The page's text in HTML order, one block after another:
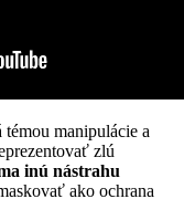
témou manipulácie a
zlú
inú nástrahu
ako ochrana